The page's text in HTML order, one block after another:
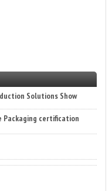
Packaging certification
di FTA Europe